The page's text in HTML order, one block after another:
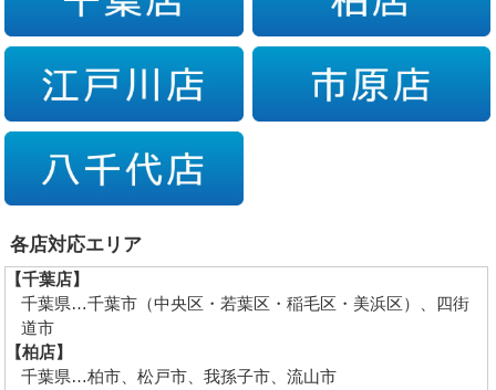
各店対応エリア
【千葉店】
千葉県…千葉市（中央区・若葉区・稲毛区・美浜区）、四街
道市
【柏店】
千葉県…柏市、松戸市、我孫子市、流山市